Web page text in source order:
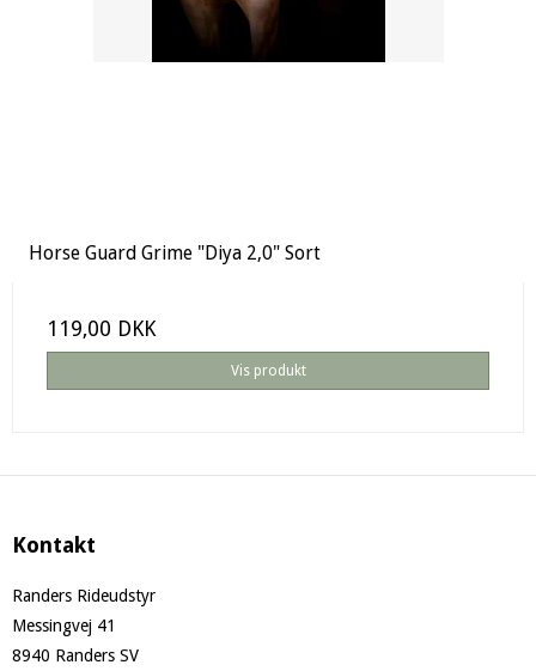
Horse Guard Grime "Diya 2,0" Sort
119,00 DKK
Vis produkt
Kontakt
Randers Rideudstyr
Messingvej 41
8940 Randers SV